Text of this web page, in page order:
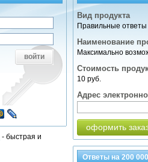
Вид продукта
Правильные ответы
Наименование
Максимально
Стоимость
10 руб.
Адрес
оформить
Ответы на200 000
войти
- быстрая и